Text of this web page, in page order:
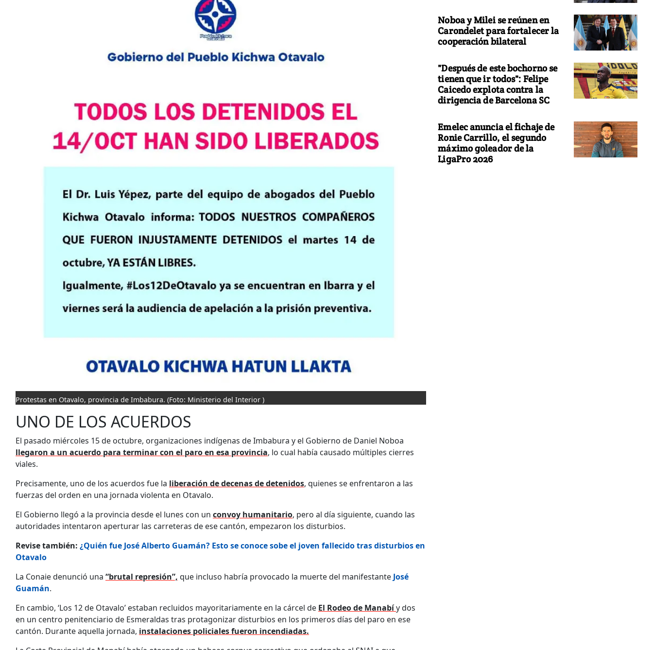
Protestas en Otavalo, provincia de Imbabura. (Foto: Ministerio del Interior )
UNO DE LOS ACUERDOS
El pasado miércoles 15 de octubre, organizaciones indígenas de Imbabura y el Gobierno de Daniel Noboa
llegaron a un acuerdo para terminar con el paro en esa provincia, lo cual había causado múltiples cierres
viales.
Precisamente, uno de los acuerdos fue la liberación de decenas de detenidos, quienes se enfrentaron a las
fuerzas del orden en una jornada violenta en Otavalo.
El Gobierno llegó a la provincia desde el lunes con un convoy humanitario, pero al día siguiente, cuando las
autoridades intentaron aperturar las carreteras de ese cantón, empezaron los disturbios.
Revise también: ¿Quién fue José Alberto Guamán? Esto se conoce sobe el joven fallecido tras disturbios en
Otavalo
La Conaie denunció una “brutal represión”, que incluso habría provocado la muerte del manifestante José
Guamán.
En cambio, ‘Los 12 de Otavalo’ estaban recluidos mayoritariamente en la cárcel de El Rodeo de Manabíy dos
en un centro penitenciario de Esmeraldas tras protagonizar disturbios en los primeros días del paro en ese
cantón. Durante aquella jornada, instalaciones policiales fueron incendiadas.
Noboa y Milei se reúnen en
Carondelet para fortalecer la
cooperación bilateral
"Después de este bochorno se
tienen que ir todos": Felipe
Caicedo explota contra la
dirigencia de Barcelona SC
Emelec anuncia el fichaje de
Ronie Carrillo, el segundo
máximo goleador de la
LigaPro 2026